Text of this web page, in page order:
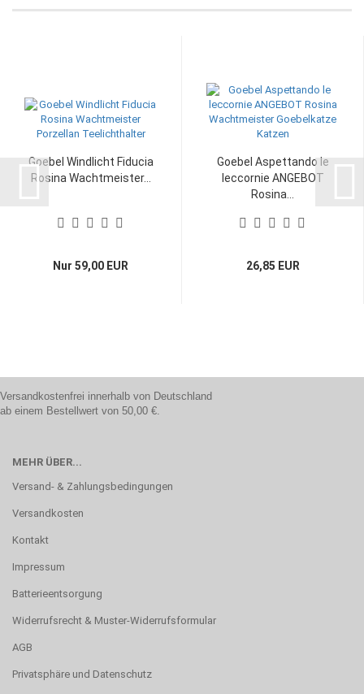
Goebel Windlicht Fiducia
Rosina Wachtmeister...
Nur 59,00 EUR
Goebel Aspettando le
leccornie ANGEBOT
Rosina...
26,85 EUR
Versandkostenfrei innerhalb von Deutschland
ab einem Bestellwert von 50,00 €.
MEHR ÜBER...
Versand- & Zahlungsbedingungen
Versandkosten
Kontakt
Impressum
Batterieentsorgung
Widerrufsrecht & Muster-Widerrufsformular
AGB
Privatsphäre und Datenschutz